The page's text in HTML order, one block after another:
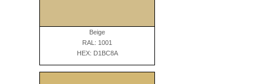
Beige
RAL: 1001
HEX: D1BC8A